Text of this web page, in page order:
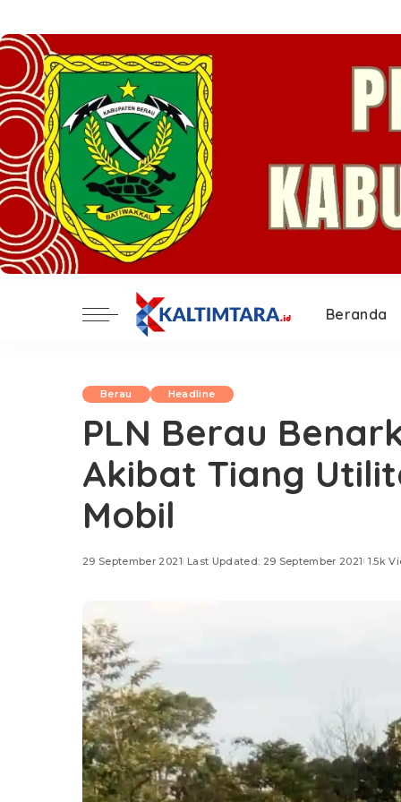
Beranda
Berau Headline
PLN Berau
Akibat Tiang
Mobil
29 September 2021 Last Updated: 29 September 2021 1.5k